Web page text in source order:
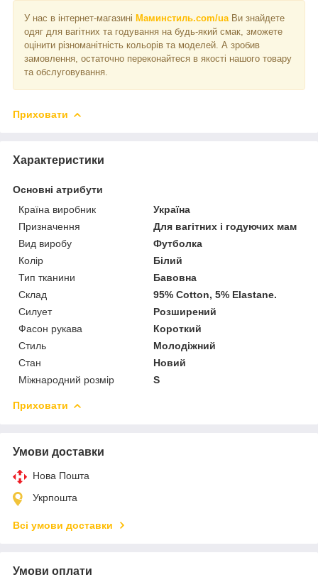
У нас в інтернет-магазині Маминстиль.com/ua Ви знайдете
одяг для вагітних та годування на будь-який смак, зможете
оцінити різноманітність кольорів та моделей. А зробив
замовлення, остаточно переконайтеся в якості нашого товару
та обслуговування.
Приховати
Характеристики
Основні атрибути
Країна виробник
Україна
Призначення
Для вагітних і годуючих мам
Вид виробу
Футболка
Колір
Білий
Тип тканини
Бавовна
Склад
95% Cotton, 5% Elastane.
Силует
Розширений
Фасон рукава
Короткий
Стиль
Молодіжний
Стан
Новий
Міжнародний розмір
S
Приховати
Умови доставки
Нова Пошта
Укрпошта
Всі умови доставки
Умови оплати